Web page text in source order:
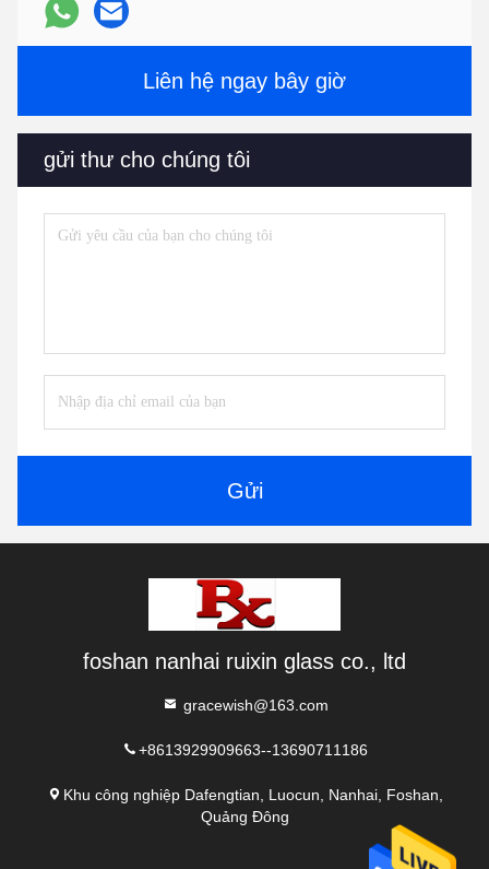
Liên hệ ngay bây giờ
gửi thư cho chúng tôi
Gửi
foshan nanhai ruixin glass co., ltd
gracewish@163.com
+8613929909663--13690711186
Khu công nghiệp Dafengtian, Luocun, Nanhai, Foshan,
Quảng Đông